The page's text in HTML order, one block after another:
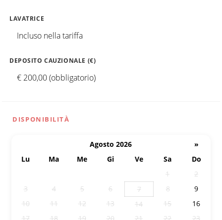
LAVATRICE
Incluso nella tariffa
DEPOSITO CAUZIONALE (€)
€ 200,00 (obbligatorio)
DISPONIBILITÀ
Agosto 2026
»
Lu
Ma Me Gi Ve Sa
Do
1
2
3
4 5 6 7 8
9
10
11 12 13 14 15
16